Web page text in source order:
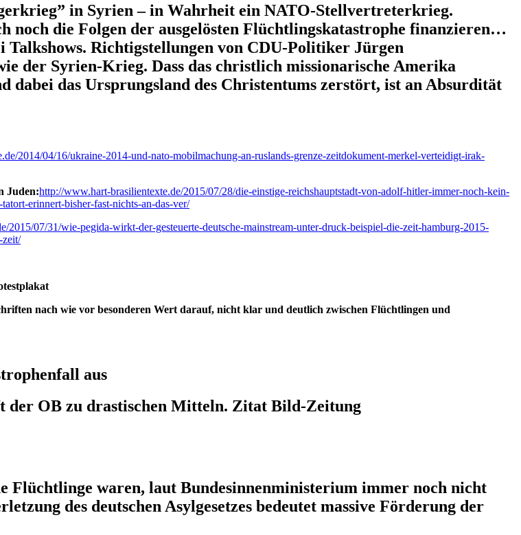
in Syrien – in Wahrheit ein NATO-Stellvertreterkrieg.
noch die Folgen der ausgelösten Flüchtlingskatastrophe finanzieren…
Talkshows. Richtigstellungen von CDU-Politiker Jürgen
der Syrien-Krieg. Dass das christlich missionarische Amerika
dabei das Ursprungsland des Christentums zerstört, ist an Absurdität
2014/04/16/ukraine-2014-und-nato-mobilmachung-an-ruslands-grenze-zeitdokument-merkel-verteidigt-irak-
Juden:http://www.hart-brasilientexte.de/2015/07/28/die-einstige-reichshauptstadt-von-adolf-hitler-immer-noch-kein-
erinnert-bisher-fast-nichts-an-das-ver/
2015/07/31/wie-pegida-wirkt-der-gesteuerte-deutsche-mainstream-unter-druck-beispiel-die-zeit-hamburg-2015-
zeit/
nach wie vor besonderen Wert darauf, nicht klar und deutlich zwischen Flüchtlingen und
aus
der OB zu drastischen Mitteln. Zitat Bild-Zeitung
Flüchtlinge waren, laut Bundesinnenministerium immer noch nicht
des deutschen Asylgesetzes bedeutet massive Förderung der